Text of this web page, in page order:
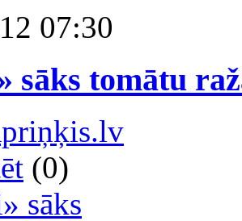
07:30
sāks tomātu
(0)